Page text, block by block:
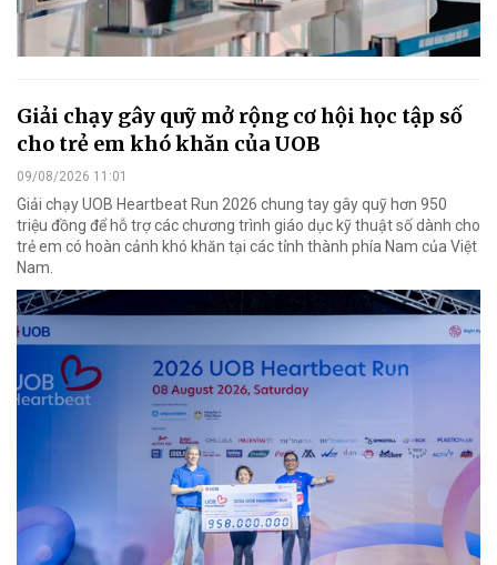
Giải chạy gây quỹ mở rộng cơ hội học tập số
cho trẻ em khó khăn của UOB
09/08/2026 11:01
Giải chạy UOB Heartbeat Run 2026 chung tay gây quỹ hơn 950
triệu đồng để hỗ trợ các chương trình giáo dục kỹ thuật số dành cho
trẻ em có hoàn cảnh khó khăn tại các tỉnh thành phía Nam của Việt
Nam.